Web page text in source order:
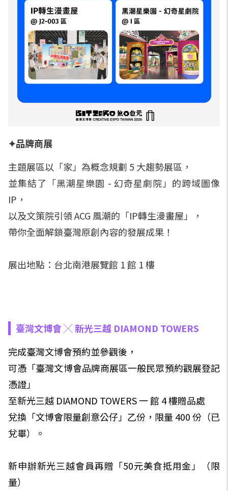
✦品牌商展
主題展區以「家」為概念規劃 5 大趨勢展區，
並集結了「黑潮星樂園 - 幻奇星劇院」的跨域圖像
IP，
以及文策院引領 ACG 風潮的「IP轉生漫畫屋」，
帶你全面解鎖臺灣原創內容的發展成果！
展出地點：台北南港展覽館 1 館 1 樓
臺灣文博會 ╳ 新光三越 DIAMOND TOWERS
完成臺灣文博會預約並參觀後，
可憑「臺灣文博會品牌商展區一般民眾預約觀展登記
憑證」
至新光三越 DIAMOND TOWERS 一 館 4 樓贈品處
兌換「文博會限量創意公仔」乙份，限量 400 份（已
兌畢）。
新申辦新光三越會員再贈「50元美食抵用金」（限
量）